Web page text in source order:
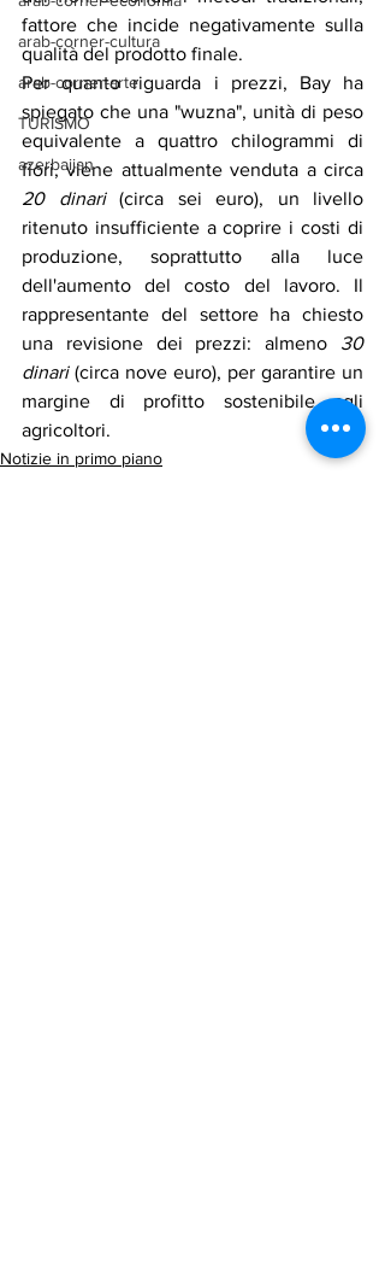
arab-corner-cultura
arab-corner-arte
TURISMO
azerbaijan
fattore che incide negativamente sulla
qualità del prodotto finale.
Per quanto riguarda i prezzi, Bay ha
spiegato che una "wuzna", unità di peso
equivalente a quattro chilogrammi di
20 dinari (circa sei euro), un livello
ritenuto insufficiente a coprire i costi di
produzione, soprattutto alla luce
dell'aumento del costo del lavoro. Il
rappresentante del settore ha chiesto
una revisione dei prezzi: almeno 30
dinari (circa nove euro), per garantire un
margine di profitto sostenibile agli
agricoltori.
Notizie in primo piano